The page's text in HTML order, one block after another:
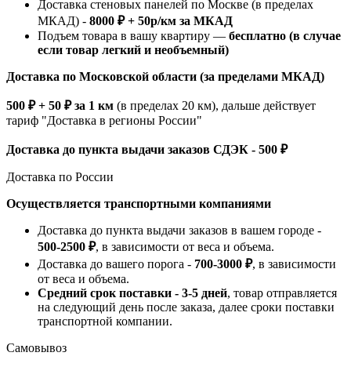
Доставка стеновых панелей по Москве (в пределах
МКАД) - 8000 ₽ + 50р/км за МКАД
Подъем товара в вашу квартиру — бесплатно (в случае
если товар легкий и необъемный)
Доставка по Московской области (за пределами МКАД)
500 ₽ + 50 ₽ за 1 км (в пределах 20 км), дальше действует
тариф "Доставка в регионы России"
Доставка до пункта выдачи заказов СДЭК - 500 ₽
Доставка по России
Осуществляется транспортными компаниями
Доставка до пункта выдачи заказов в вашем городе -
500-2500 ₽, в зависимости от веса и объема.
Доставка до вашего порога - 700-3000 ₽, в зависимости
от веса и объема.
Средний срок поставки - 3-5 дней, товар отправляется
на следующий день после заказа, далее сроки поставки
транспортной компании.
Самовывоз